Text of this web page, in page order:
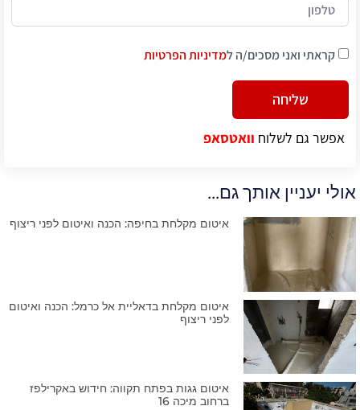
קראתי ואני מסכים/ה למדיניות הפרטיות
שליחה
Alternative:
אפשר גם לשלוח וואטסאפ
אולי יעניין אותך גם...
איטום מקלחת בחיפה: הכנה ואיטום לפני ריצוף
איטום מקלחת בדאליית אל כרמל: הכנה ואיטום
לפני ריצוף
איטום גגות בפתח תקווה: חידוש באקרילפז
ברחוב מיכה 16